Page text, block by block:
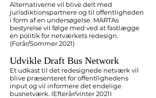
Alternativerne vil blive delt med
jurisdiktionspartnere og til offentligheden
i form af en undersøgelse. MARTAs
bestyrelse vil følge med ved at fastlægge
en politik for netværkets redesign.
(Forår/Sommer 2021)
Udvikle Draft Bus Network
Et udkast til det redesignede netværk vil
blive præsenteret for offentlighedens
input og vil informere det endelige
busnetværk. (Efterår/vinter 2021)